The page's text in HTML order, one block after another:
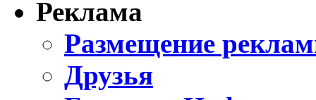
Реклама
Размещение
Друзья